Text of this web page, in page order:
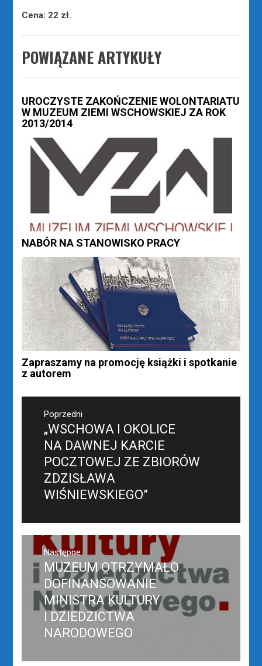
Cena: 22 zł.
POWIĄZANE ARTYKUŁY
UROCZYSTE ZAKOŃCZENIE WOLONTARIATU
W MUZEUM ZIEMI WSCHOWSKIEJ ZA ROK
2013/2014
NABÓR NA STANOWISKO PRACY
Zapraszamy na promocję książki i spotkanie
z autorem
Nawigacja
wpisuPoprzedni
Poprzedni
wpis:
„WSCHOWA I OKOLICE
NA DAWNEJ KARCIE
POCZTOWEJ ZE ZBIORÓW
ZDZISŁAWA
WIŚNIEWSKIEGO”
Następne
Następny
post:
MUZEUM OTRZYMAŁO
DOFINANSOWANIE
MINISTRA KULTURY
I DZIEDZICTWA
NARODOWEGO